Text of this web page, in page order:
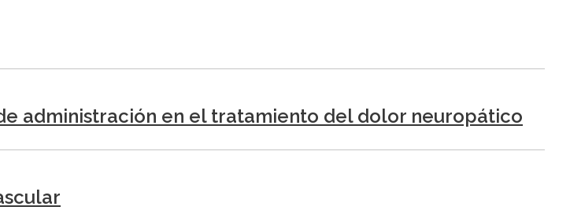
administración en el tratamiento del dolor neuropático